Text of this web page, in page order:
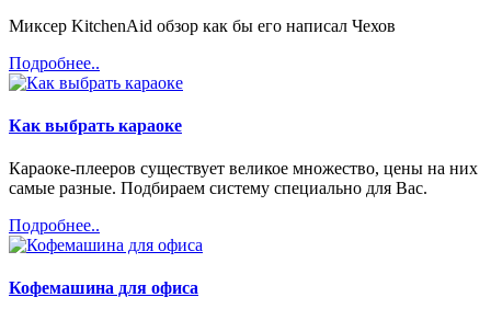
Миксер KitchenAid обзор как бы его написал Чехов
Подробнее..
Как выбрать караоке
Караоке-плееров существует великое множество, цены на них
самые разные. Подбираем систему специально для Вас.
Подробнее..
Кофемашина для офиса